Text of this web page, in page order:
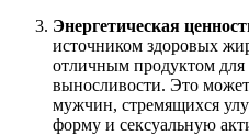
Энергетическая
источником здоровых
отличным продуктом
выносливости. Это
мужчин, стремящихся
форму и сексуальную